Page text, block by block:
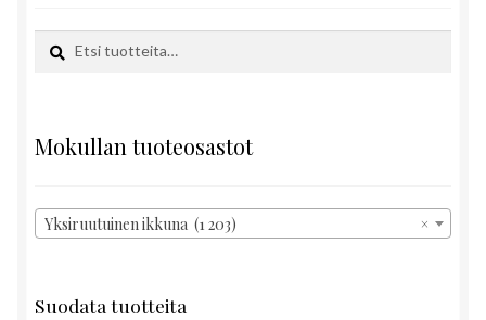
Etsi:
Haku
Mokullan tuoteosastot
×
Yksiruutuinen ikkuna (1 203)
Suodata tuotteita